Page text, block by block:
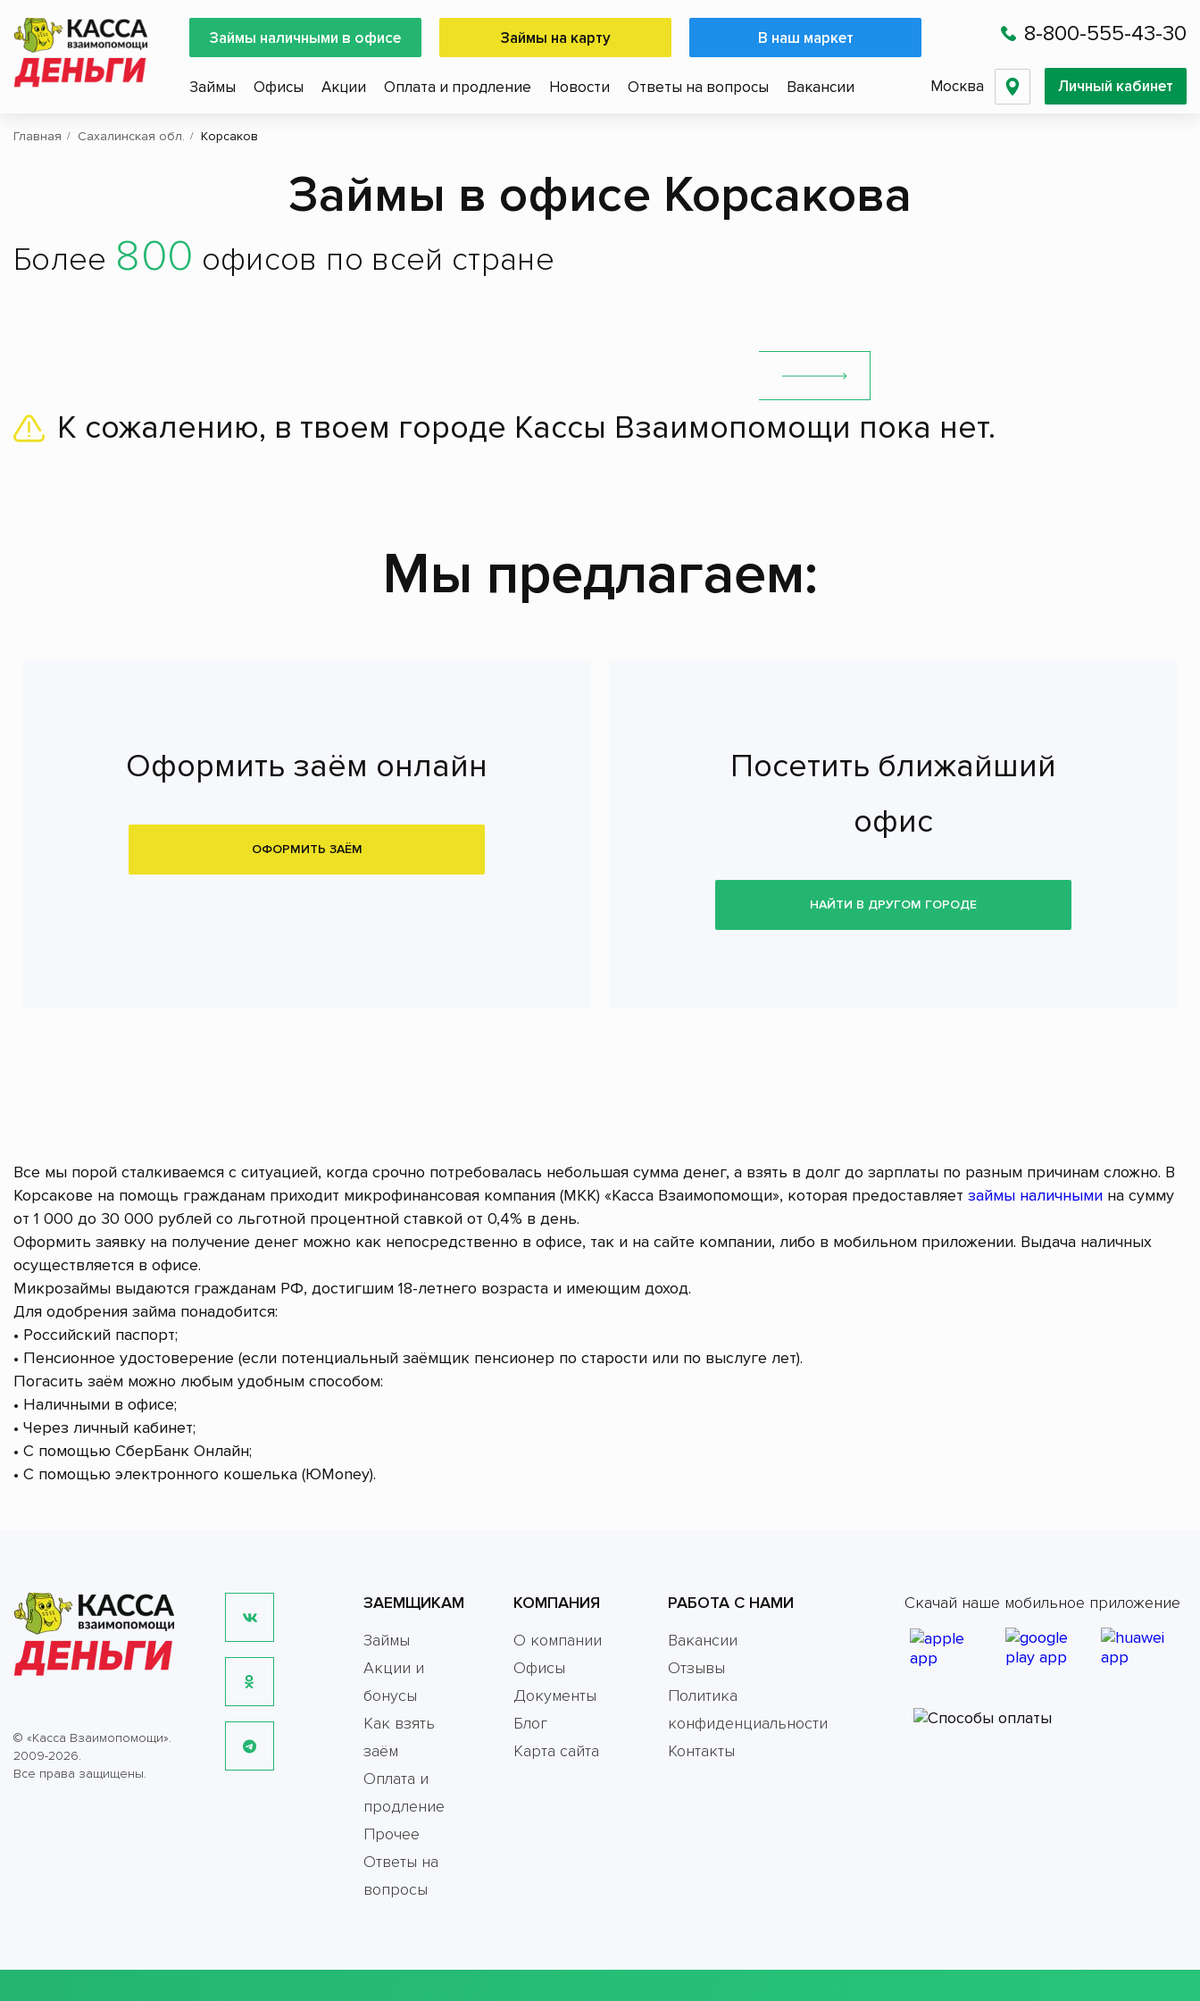
Займы наличными в офисе Займы на карту В наш маркет 8-800-555-43-30
Займы Офисы Акции Оплата и продление Новости Ответы на вопросы Вакансии Москва Личный кабинет
Главная Сахалинская обл. Корсаков
Займы в офисе Корсакова
Более 800 офисов по всей стране
К сожалению, в твоем городе Кассы Взаимопомощи пока нет.
Мы предлагаем:
Оформить заём онлайн
ОФОРМИТЬ ЗАЁМ
Посетить ближайший
офис
НАЙТИ В ДРУГОМ ГОРОДЕ
Все мы порой сталкиваемся с ситуацией, когда срочно потребовалась небольшая сумма денег, а взять в долг до зарплаты по разным причинам сложно. В
Корсакове на помощь гражданам приходит микрофинансовая компания (МКК) «Касса Взаимопомощи», которая предоставляет займы наличными на сумму
от 1 000 до 30 000 рублей со льготной процентной ставкой от 0,4% в день.
Оформить заявку на получение денег можно как непосредственно в офисе, так и на сайте компании, либо в мобильном приложении. Выдача наличных
осуществляется в офисе.
Микрозаймы выдаются гражданам РФ, достигшим 18-летнего возраста и имеющим доход.
Для одобрения займа понадобится:
• Российский паспорт;
• Пенсионное удостоверение (если потенциальный заёмщик пенсионер по старости или по выслуге лет).
Погасить заём можно любым удобным способом:
• Наличными в офисе;
• Через личный кабинет;
• С помощью СберБанк Онлайн;
• С помощью электронного кошелька (ЮMoney).
© «Касса Взаимопомощи».
2009-2026.
Все права защищены.
ЗАЕМЩИКАМ
Займы
Акции и
бонусы
Как взять
заём
Оплата и
продление
Прочее
Ответы на
вопросы
КОМПАНИЯ
О компании
Офисы
Документы
Блог
Карта сайта
РАБОТА С НАМИ
Вакансии
Отзывы
Политика
конфиденциальности
Контакты
Скачай наше мобильное приложение